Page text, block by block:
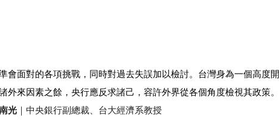
面對的各項挑戰，同時對過去失誤加以檢討。台灣身為一個高度開
來因素之餘，央行應反求諸己，容許外界從各個角度檢視其政策。
光 ｜中央銀行副總裁、台大經濟系教授